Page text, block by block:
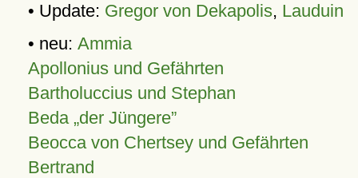
• Update: Gregor von Dekapolis, Lauduin
• neu: Ammia
Apollonius und Gefährten
Bartholuccius und Stephan
Beda „der Jüngere”
Beocca von Chertsey und Gefährten
Bertrand